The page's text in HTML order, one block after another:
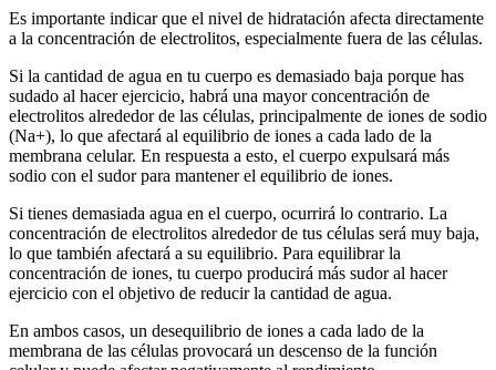
Es importante indicar que el nivel de hidratación afecta directamente
a la concentración de electrolitos, especialmente fuera de las células.
Si la cantidad de agua en tu cuerpo es demasiado baja porque has
sudado al hacer ejercicio, habrá una mayor concentración de
electrolitos alrededor de las células, principalmente de iones de sodio
(Na+), lo que afectará al equilibrio de iones a cada lado de la
membrana celular. En respuesta a esto, el cuerpo expulsará más
sodio con el sudor para mantener el equilibrio de iones.
Si tienes demasiada agua en el cuerpo, ocurrirá lo contrario. La
concentración de electrolitos alrededor de tus células será muy baja,
lo que también afectará a su equilibrio. Para equilibrar la
concentración de iones, tu cuerpo producirá más sudor al hacer
ejercicio con el objetivo de reducir la cantidad de agua.
En ambos casos, un desequilibrio de iones a cada lado de la
membrana de las células provocará un descenso de la función